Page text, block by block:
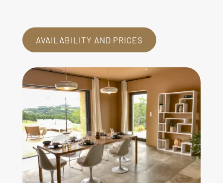
AVAILABILITY AND PRICES